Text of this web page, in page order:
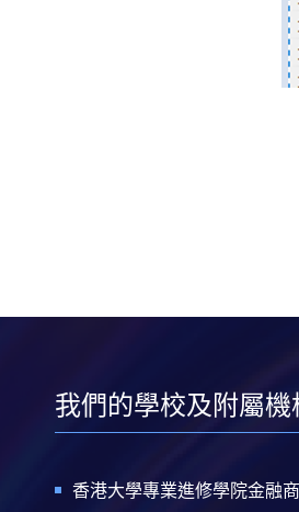
我們的學校及附屬機
香港大學專業進修學院金融